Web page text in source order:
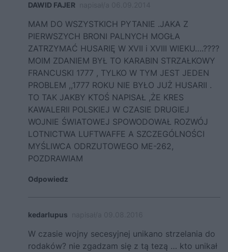
DAWID FAJER
MAM DO WSZYSTKICH PYTANIE .JAKA Z
PIERWSZYCH BRONI PALNYCH MOGŁA
ZATRZYMAĆ HUSARIĘ W XVII i XVIII WIEKU….????
MOIM ZDANIEM BYŁ TO KARABIN STRZAŁKOWY
FRANCUSKI 1777 , TYLKO W TYM JEST JEDEN
PROBLEM ,,1777 ROKU NIE BYŁO JUŻ HUSARII .
TO TAK JAKBY KTOŚ NAPISAŁ ,ŻE KRES
KAWALERII POLSKIEJ W CZASIE DRUGIEJ
WOJNIE ŚWIATOWEJ SPOWODOWAŁ ROZWÓJ
LOTNICTWA LUFTWAFFE A SZCZEGÓLNOŚCI
MYŚLIWCA ODRZUTOWEGO ME-262,
POZDRAWIAM
Odpowiedz
kedarlupus
W czasie wojny secesyjnej unikano strzelania do
rodaków? nie zgadzam się z tą tezą … kto unikał